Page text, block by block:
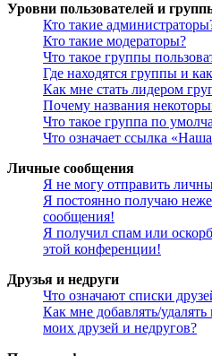
Уровни пользователей и
Кто такие
Кто такие модераторы?
Что такое группы
Где находятся группы и
Как мне стать лидером
Почему названия
Что такое группа по
Что означает ссылка
Личные сообщения
Я не могу отправить
Я постоянно получаю
сообщения!
Я получил спам или
этой конференции!
Друзья и недруги
Что означают списки
Как мне добавлять/
моих друзей и недругов?